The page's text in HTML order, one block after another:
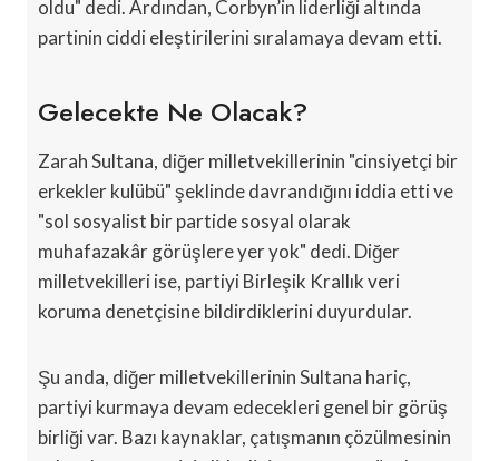
oldu" dedi. Ardından, Corbyn’in liderliği altında
partinin ciddi eleştirilerini sıralamaya devam etti.
Gelecekte Ne Olacak?
Zarah Sultana, diğer milletvekillerinin "cinsiyetçi bir
erkekler kulübü" şeklinde davrandığını iddia etti ve
"sol sosyalist bir partide sosyal olarak
muhafazakâr görüşlere yer yok" dedi. Diğer
milletvekilleri ise, partiyi Birleşik Krallık veri
koruma denetçisine bildirdiklerini duyurdular.
Şu anda, diğer milletvekillerinin Sultana hariç,
partiyi kurmaya devam edecekleri genel bir görüş
birliği var. Bazı kaynaklar, çatışmanın çözülmesinin